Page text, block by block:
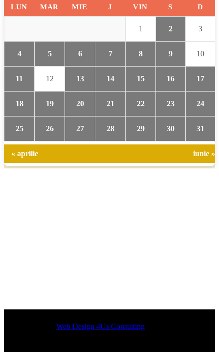
LUN MAR MIE J VIN S D
1 2 3
4 5 6 7 8 9 10
11 12 13 14 15 16 17
18 19 20 21 22 23 24
25 26 27 28 29 30 31
« aprilie iunie »
Designed byWeb Design 4Us Consulting